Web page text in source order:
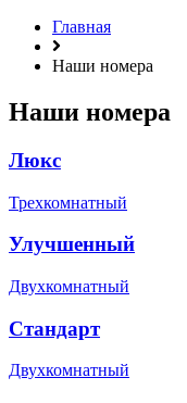
Главная
Наши номера
Наши номера
Люкс
Трехкомнатный
Улучшенный
Двухкомнатный
Стандарт
Двухкомнатный